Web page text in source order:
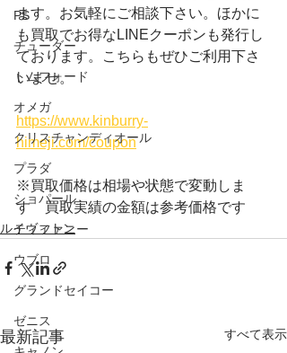
PS
チューダー
トムフォード
オメガ
クリスチャンディオール
プラダ
ショパール
ティファニー
ウブロ
グランドセイコー
ゼニス
ます。お気軽にご相談下さい。ほかに
も買取でお得なLINEクーポンも発行し
ております。こちらもぜひご利用下さ
いませ。
https://www.kinburry-
himeji.com/coupon
※買取価格は相場や状態で変動しま
す　買取実績の金額は参考価格です
ルイヴィトン
最新記事 すべて表示